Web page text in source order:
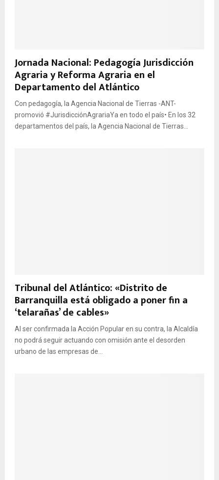
Jornada Nacional: Pedagogía Jurisdicción
Agraria y Reforma Agraria en el
Departamento del Atlántico
Con pedagogía, la Agencia Nacional de Tierras -ANT-
promovió #JurisdicciónAgrariaYa en todo el país• En los 32
departamentos del país, la Agencia Nacional de Tierras...
Tribunal del Atlántico: «Distrito de
Barranquilla está obligado a poner fin a
‘telarañas’ de cables»
Al ser confirmada la Acción Popular en su contra, la Alcaldía
no podrá seguir actuando con omisión ante el desorden
urbano de las empresas de...